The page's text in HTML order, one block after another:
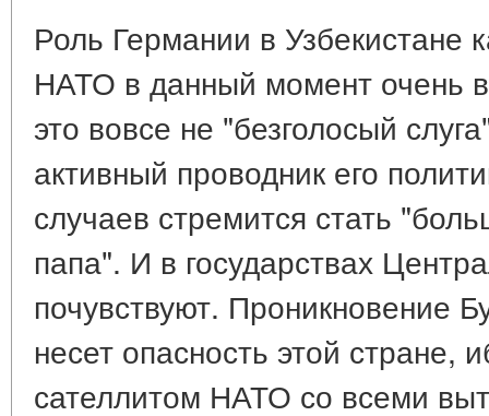
Роль Германии в Узбекистане
НАТО в данный момент очень
это вовсе не "безголосый
активный проводник его
случаев стремится стать
папа". И в государствах
почувствуют. Проникновение
несет опасность этой стране,
сателлитом НАТО со всеми